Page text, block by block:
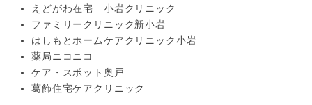
えどがわ在宅 小岩クリニック
ファミリークリニック新小岩
はしもとホームケアクリニック小岩
薬局ニコニコ
ケア・スポット奥戸
葛飾住宅ケアクリニック